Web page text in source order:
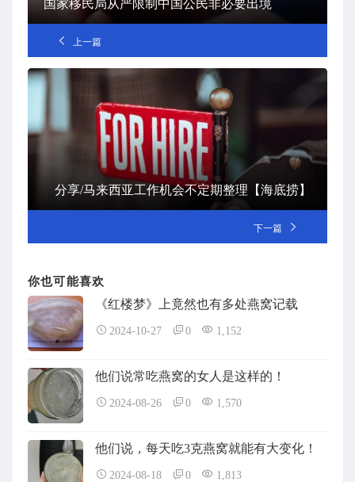
国家移民局从严限制中国公民非必要出境
上一篇
分享/马来西亚工作机会不定期整理【海底捞】
下一篇
你也可能喜欢
《红楼梦》上竟然也有多处燕窝记载
2024-10-27 0 1,152
他们说常吃燕窝的女人是这样的！
2024-08-26 0 1,570
他们说，每天吃3克燕窝就能有大变化！
2024-08-18 0 1,813